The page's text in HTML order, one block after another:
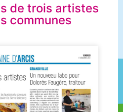
de trois artistes
communes